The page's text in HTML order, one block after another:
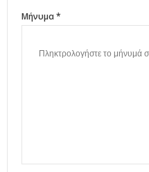
Μήνυμα *